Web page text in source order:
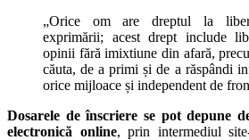
„Orice om are dreptul la
exprimării; acest drept include
opinii fără imixtiune din afară,
căuta, de a primi și de a răspândi
orice mijloace și independent de
Dosarele de înscriere se pot depune
electronică online, prin intermediul